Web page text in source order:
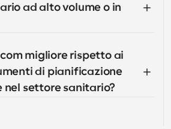
ad alto volume o in
migliore rispetto ai
di pianificazione
nel settore sanitario?